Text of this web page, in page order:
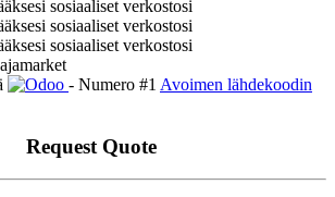
sosiaaliset verkostosi
sosiaaliset verkostosi
sosiaaliset verkostosi
- Numero #1 Avoimen lähdekoodin
Request Quote